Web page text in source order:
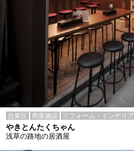
台東区 商業施設 リフォーム・インテリア
やきとんたくちゃん
浅草の路地の居酒屋